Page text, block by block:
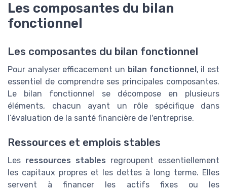
Les composantes du bilan
fonctionnel
Les composantes du bilan fonctionnel
Pour analyser efficacement un bilan fonctionnel , il est
essentiel de comprendre ses principales composantes.
Le bilan fonctionnel se décompose en plusieurs
éléments, chacun ayant un rôle spécifique dans
l’évaluation de la santé financière de l'entreprise.
Ressources et emplois stables
Les ressources stables regroupent essentiellement
les capitaux propres et les dettes à long terme. Elles
servent à financer les actifs fixes ou les